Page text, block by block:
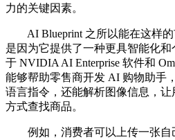
力的关键因素。
AI Blueprint 之所以能在这样的
是因为它提供了一种更具智能化
于 NVIDIA AI Enterprise 软件和
能够帮助零售商开发 AI 购物助手
语言指令，还能解析图像信息，
方式查找商品。
例如，消费者可以上传一张自